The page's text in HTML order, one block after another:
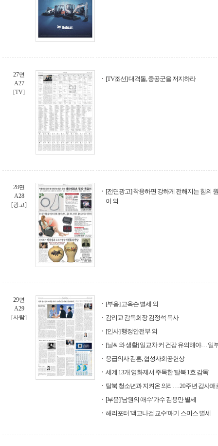
27면
A27
[TV]
[TV조선] 대격돌, 중공군을 저지하라
28면
A28
[광고]
[전면광고] 착용하면 강하게 전해지는 힘의
이 외
29면
A29
[사람]
[부음] 고옥순 별세 외
감리교 감독회장 김정석 목사
[인사] 행정안전부 외
[날씨와 생활] 일교차 커 건강 유의해야… 일
응급의사 김훈, 협성사회공헌상
세계 13개 영화제서 주목한 '탈북 1호 감독'
탈북 청소년과 지켜온 의리… 20주년 감사패
[부음] '남원의 애수' 가수 김용만 별세
해리포터 '맥고나걸 교수' 매기 스미스 별세